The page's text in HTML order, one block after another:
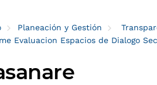
Planeación y Gestión
Evaluacion Espacios de Dialogo